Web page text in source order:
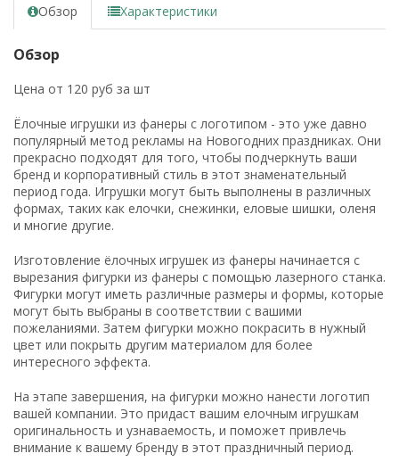
Обзор Характеристики
Обзор
Цена от 120 руб за шт
Ёлочные игрушки из фанеры с логотипом - это уже давно
популярный метод рекламы на Новогодних праздниках. Они
прекрасно подходят для того, чтобы подчеркнуть ваши
бренд и корпоративный стиль в этот знаменательный
период года. Игрушки могут быть выполнены в различных
формах, таких как елочки, снежинки, еловые шишки, оленя
и многие другие.
Изготовление ёлочных игрушек из фанеры начинается с
вырезания фигурки из фанеры с помощью лазерного станка.
Фигурки могут иметь различные размеры и формы, которые
могут быть выбраны в соответствии с вашими
пожеланиями. Затем фигурки можно покрасить в нужный
цвет или покрыть другим материалом для более
интересного эффекта.
На этапе завершения, на фигурки можно нанести логотип
вашей компании. Это придаст вашим елочным игрушкам
оригинальность и узнаваемость, и поможет привлечь
внимание к вашему бренду в этот праздничный период.